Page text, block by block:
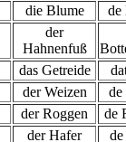
die Blume de
der
Hahnenfuß
das Getreide
der Weizen de
der Roggen de
der Hafer